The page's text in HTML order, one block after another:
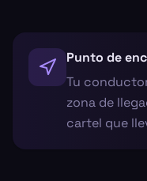
Punto de
Tu
zona de
cartel que